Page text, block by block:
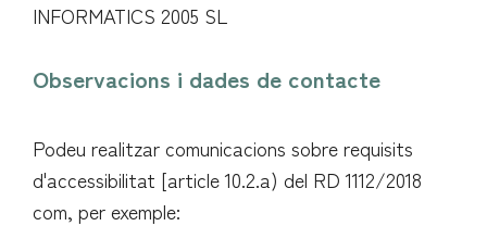
INFORMATICS 2005 SL
Observacions i dades de contacte
Podeu realitzar comunicacions sobre requisits
d'accessibilitat [article 10.2.a) del RD 1112/2018
com, per exemple: